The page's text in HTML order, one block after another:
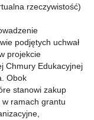
rzeczywistość)
podjętych uchwał
projekcie
Chmury Edukacyjnej
Obok
stanowi zakup
ramach grantu